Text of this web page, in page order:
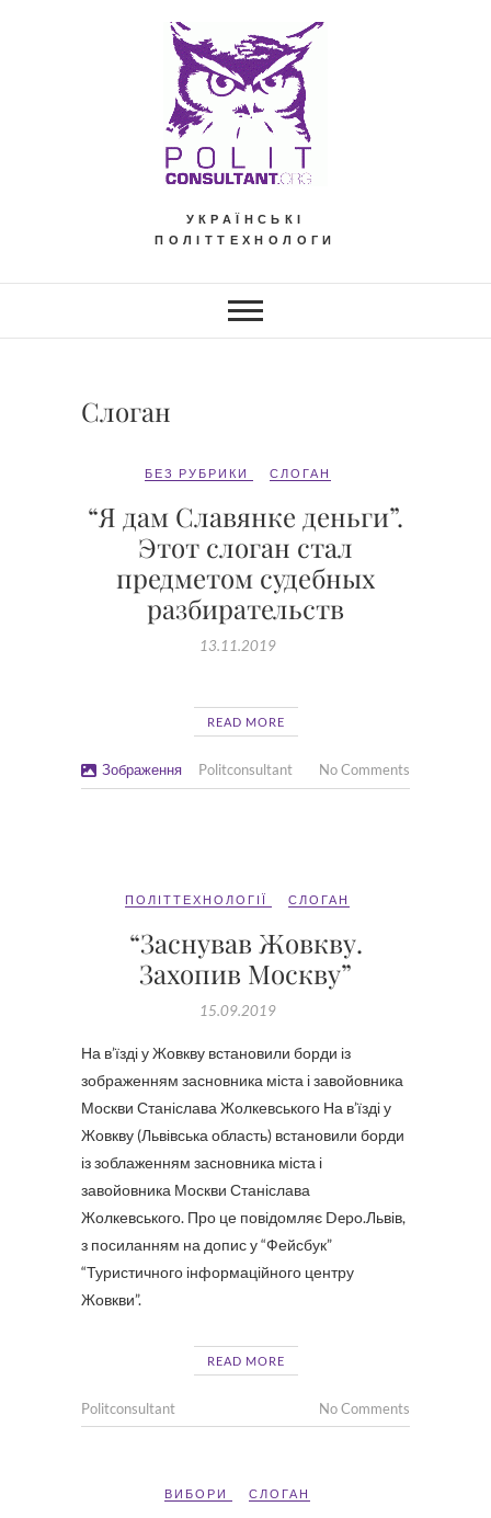
УКРАЇНСЬКІ
ПОЛІТТЕХНОЛОГИ
Слоган
БЕЗ РУБРИКИ СЛОГАН
“Я дам Славянке деньги”.
Этот слоган стал
предметом судебных
разбирательств
13.11.2019
READ MORE
Зображення Politconsultant No Comments
ПОЛІТТЕХНОЛОГІЇ СЛОГАН
“Заснував Жовкву.
Захопив Москву”
15.09.2019
На в’їзді у Жовкву встановили борди із
зображенням засновника міста і завойовника
Москви Станіслава Жолкевського На в’їзді у
Жовкву (Львівська область) встановили борди
із зоблаженням засновника міста і
завойовника Москви Станіслава
Жолкевського. Про це повідомляє Depo.Львів,
з посиланням на допис у “Фейсбук”
“Туристичного інформаційного центру
Жовкви”.
READ MORE
Politconsultant No Comments
ВИБОРИ СЛОГАН